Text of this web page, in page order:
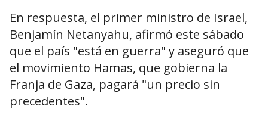
En respuesta, el primer ministro de Israel,
Benjamín Netanyahu, afirmó este sábado
que el país "está en guerra" y aseguró que
el movimiento Hamas, que gobierna la
Franja de Gaza, pagará "un precio sin
precedentes".